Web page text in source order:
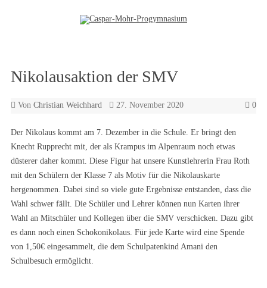
Nikolausaktion der SMV
Von Christian Weichhard 27. November 2020 0
Der Nikolaus kommt am 7. Dezember in die Schule. Er bringt den
Knecht Rupprecht mit, der als Krampus im Alpenraum noch etwas
düsterer daher kommt. Diese Figur hat unsere Kunstlehrerin Frau Roth
mit den Schülern der Klasse 7 als Motiv für die Nikolauskarte
hergenommen. Dabei sind so viele gute Ergebnisse entstanden, dass die
Wahl schwer fällt. Die Schüler und Lehrer können nun Karten ihrer
Wahl an Mitschüler und Kollegen über die SMV verschicken. Dazu gibt
es dann noch einen Schokonikolaus. Für jede Karte wird eine Spende
von 1,50€ eingesammelt, die dem Schulpatenkind Amani den
Schulbesuch ermöglicht.